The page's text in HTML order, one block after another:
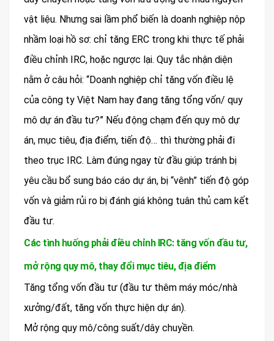
vật liệu. Nhưng sai lầm phổ biến là doanh nghiệp nộp
nhầm loại hồ sơ: chỉ tăng ERC trong khi thực tế phải
điều chỉnh IRC, hoặc ngược lại. Quy tắc nhận diện
nằm ở câu hỏi: “Doanh nghiệp chỉ tăng vốn điều lệ
của công ty Việt Nam hay đang tăng tổng vốn/ quy
mô dự án đầu tư?” Nếu động chạm đến quy mô dự
án, mục tiêu, địa điểm, tiến độ… thì thường phải đi
theo trục IRC. Làm đúng ngay từ đầu giúp tránh bị
yêu cầu bổ sung báo cáo dự án, bị “vênh” tiến độ góp
vốn và giảm rủi ro bị đánh giá không tuân thủ cam kết
đầu tư.
Các tình huống phải điều chỉnh IRC: tăng vốn đầu tư,
mở rộng quy mô, thay đổi mục tiêu, địa điểm
Tăng tổng vốn đầu tư (đầu tư thêm máy móc/nhà
xưởng/đất, tăng vốn thực hiện dự án).
Mở rộng quy mô/công suất/dây chuyền.